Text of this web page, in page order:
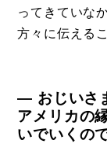
ってきていな
方々に伝える
― おじいさ
アメリカの
いでいくの